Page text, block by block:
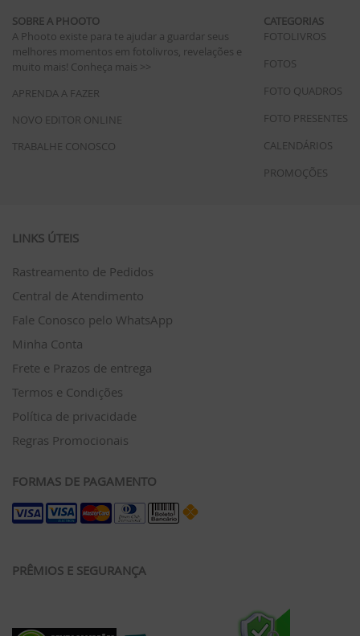
SOBRE A PHOOTO
A Phooto existe para te ajudar a guardar seus
melhores momentos em fotolivros, revelações e
muito mais! Conheça mais >>
APRENDA A FAZER
NOVO EDITOR ONLINE
TRABALHE CONOSCO
CATEGORIAS
FOTOLIVROS
FOTOS
FOTO QUADROS
FOTO PRESENTES
CALENDÁRIOS
PROMOÇÕES
LINKS ÚTEIS
Rastreamento de Pedidos
Central de Atendimento
Fale Conosco pelo WhatsApp
Minha Conta
Frete e Prazos de entrega
Termos e Condições
Política de privacidade
Regras Promocionais
FORMAS DE PAGAMENTO
PRÊMIOS E SEGURANÇA